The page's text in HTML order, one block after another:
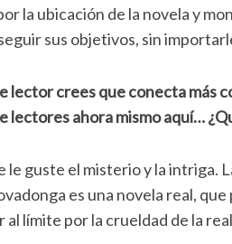
la ubicación de la novela y
sus objetivos, sin
lector crees que conecta más
lectores ahora mismo aquí…
le guste el misterio y la intriga.
es una novela real,
al límite por la crueldad de la